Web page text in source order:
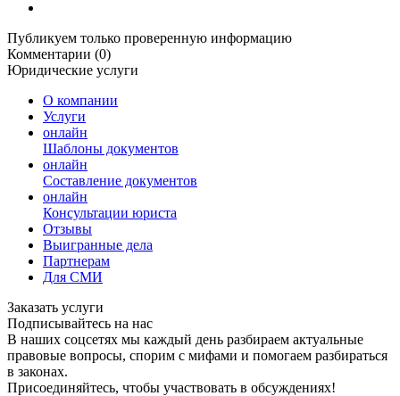
Публикуем только проверенную информацию
Комментарии (0)
Юридические услуги
О компании
Услуги
онлайн
Шаблоны документов
онлайн
Составление документов
онлайн
Консультации юриста
Отзывы
Выигранные дела
Партнерам
Для СМИ
Заказать услуги
Подписывайтесь на нас
В наших соцсетях мы каждый день разбираем актуальные
правовые вопросы, спорим с мифами и помогаем разбираться
в законах.
Присоединяйтесь, чтобы участвовать в обсуждениях!